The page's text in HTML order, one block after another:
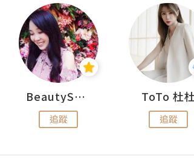
BeautySearch
追蹤
ToTo 杜
追蹤